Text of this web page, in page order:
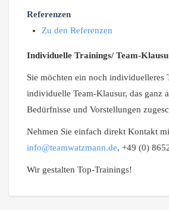
Referenzen
Zu den Referenzen
Individuelle Trainings/ Team-
Sie möchten ein noch individuelleres
individuelle Team-Klausur, das ganz
Bedürfnisse und Vorstellungen
Nehmen Sie einfach direkt Kontakt
info@teamwatzmann.de, +49 (0)
Wir gestalten Top-Trainings!